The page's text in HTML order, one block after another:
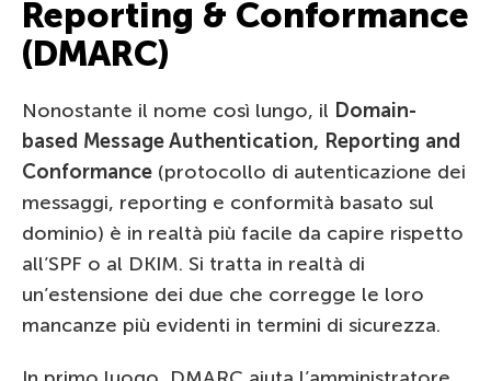
Reporting & Conformance
(DMARC)
Nonostante il nome così lungo, il Domain-
based Message Authentication, Reporting and
Conformance (protocollo di autenticazione dei
messaggi, reporting e conformità basato sul
dominio) è in realtà più facile da capire rispetto
all’SPF o al DKIM. Si tratta in realtà di
un’estensione dei due che corregge le loro
mancanze più evidenti in termini di sicurezza.